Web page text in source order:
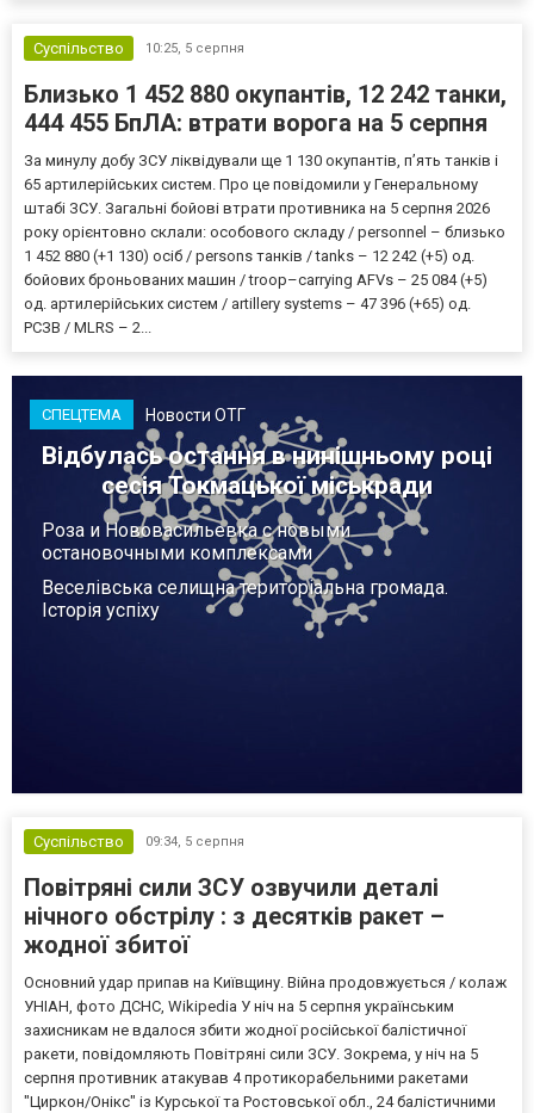
Суспільство 10:25, 5 серпня
Близько 1 452 880 окупантів, 12 242 танки,
444 455 БпЛА: втрати ворога на 5 серпня
За минулу добу ЗСУ ліквідували ще 1 130 окупантів, пʼять танків і
65 артилерійських систем. Про це повідомили у Генеральному
штабі ЗСУ. Загальні бойові втрати противника на 5 серпня 2026
року орієнтовно склали: особового складу / personnel – близько
1 452 880 (+1 130) осіб / persons танків / tanks – 12 242 (+5) од.
бойових броньованих машин / troop–carrying AFVs – 25 084 (+5)
од. артилерійських систем / artillery systems – 47 396 (+65) од.
РСЗВ / MLRS – 2...
СПЕЦТЕМА Новости ОТГ
Відбулась остання в нинішньому році
сесія Токмацької міськради
Роза и Нововасильевка с новыми
остановочными комплексами
Веселівська селищна територіальна громада.
Історія успіху
Суспільство 09:34, 5 серпня
Повітряні сили ЗСУ озвучили деталі
нічного обстрілу : з десятків ракет –
жодної збитої
Основний удар припав на Київщину. Війна продовжується / колаж
УНІАН, фото ДСНС, Wikipedia У ніч на 5 серпня українським
захисникам не вдалося збити жодної російської балістичної
ракети, повідомляють Повітряні сили ЗСУ. Зокрема, у ніч на 5
серпня противник атакував 4 протикорабельними ракетами
"Циркон/Онікс" із Курської та Ростовської обл., 24 балістичними